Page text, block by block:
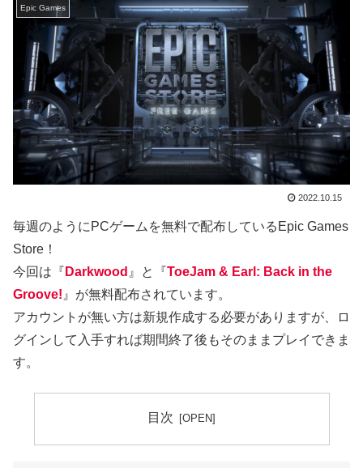
Epic Games
2022.10.15
毎週のようにPCゲームを無料で配布しているEpic Games
Store！
今回は『 Darkwood 』と『ToeJam & Earl: Back in the
Groove! 』が無料配布されています。
アカウントが無い方は新規作成する必要がありますが、ロ
グインして入手すれば期間終了後もそのままプレイできま
す。
目次